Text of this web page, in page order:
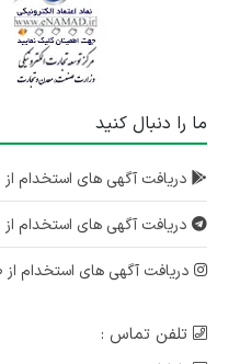
ما را دنبال کنید
دریافت آگهی های استخدام
دریافت آگهی های استخدام از
دریافت آگهی های استخدام از
تلفن تماس :